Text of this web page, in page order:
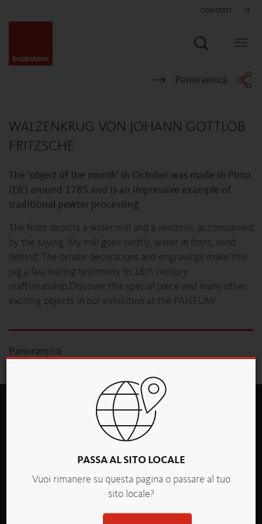
PASSA AL SITO LOCALE
Vuoi rimanere su questa pagina o passare al tuo
sito locale?
CONTATTI IT
Search
Panoramica
WALZENKRUG VON JOHANN GOTTLOB
FRITZSCHE
The ‘object of the month’ in October was made in Pirna
(DE) around 1785 and is an impressive example of
traditional pewter processing
The front depicts a water mill and a windmill, accompanied
by the saying ‘My mill goes swiftly, water in front, wind
behind’. The ornate decorations and engravings make this
jug a fascinating testimony to 18th century
craftsmanship.Discover this special piece and many other
exciting objects in our exhibition at the PANEUM!
Panoramica
backaldrin Italia S.r.l.
Via Martiri delle Foibe 320
I-37067 Valeggio sul Mincio